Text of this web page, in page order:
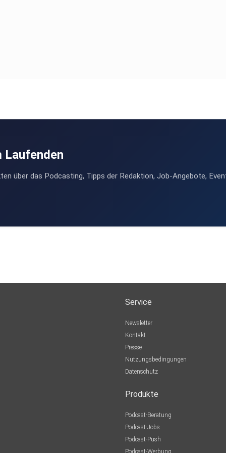
Laufenden
über das Podcasting, Tipps der Redaktion, Job-Angebote,
Service
Newsletter
Kontakt
Presse
Nutzungsbedingungen
Datenschutz
Produkte
Podcast-Beratung
Podcast-Jobs
Podcast-Push
Podcast-Werbung